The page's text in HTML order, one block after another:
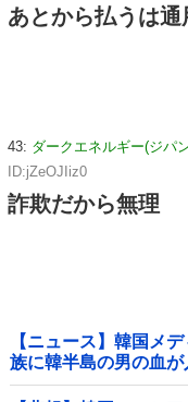
あとから払うは通
43: ダークエネルギー(ジパ
ID:jZeOJIiz0
詐欺だから無理
【ニュース】韓国メ
族に韓半島の男の血が